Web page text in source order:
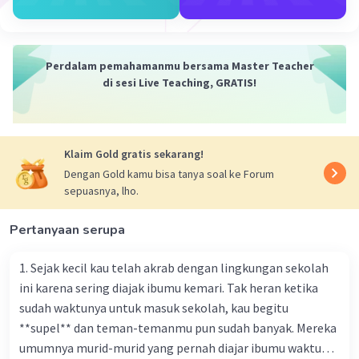
ajaib yang ada dalam cerita. Misalnya, "hutan angker",
sifat ini membantu kita membayangkan dunia fantasi
yang sedang dibangun oleh penulis.
Dela A Level 92
Jawaban terverifikasi
1. Kata kerja/Verb adalah kata kerja yang menunjukkan
tindakan, peristiwa, atau keadaan. Sebuah kalimat
keduanya. Dengan kata lain, kata kerja adalah kata yang
menginformasikan tentang suatu tindakan, keberadaan
sesuatu atau kejadian.
2. Kalimat langsung merupakan kalimat yang secara
cermat menirukan sesuatu yang telah diujarkan oleh
Perdalam pemahamanmu bersama Master Teacher
di sesi Live Teaching, GRATIS!
Klaim Gold gratis sekarang!
Dengan Gold kamu bisa tanya soal ke Forum
sepuasnya, lho.
Pertanyaan serupa
1. Sejak kecil kau telah akrab dengan lingkungan sekolah
ini karena sering diajak ibumu kemari. Tak heran ketika
sudah waktunya untuk masuk sekolah, kau begitu
**supel** dan teman-temanmu pun sudah banyak. Mereka
umumnya murid-murid yang pernah diajar ibumu waktu